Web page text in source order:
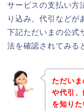
サービスの支払い方
り込み、代引などが
下記ただいまの公式
法を確認されてみる
ただい
や代引
を知り